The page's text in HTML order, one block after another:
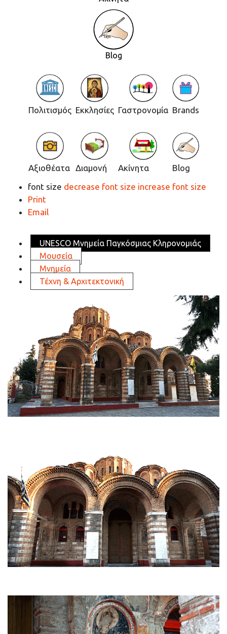
Blog
Πολιτισμός Εκκλησίες Γαστρονομία Brands
Αξιοθέατα Διαμονή Ακίνητα
Blog
font size decrease font size increase font size
Print
Email
UNESCO Μνημεία Παγκόσμιας Κληρονομιάς
Μουσεία
Μνημεία
Τέχνη & Αρχιτεκτονική